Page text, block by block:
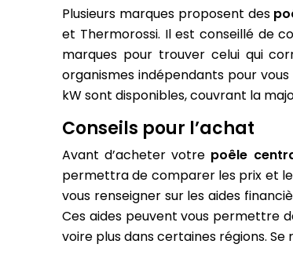
Plusieurs marques proposent des
et Thermorossi. Il est conseillé de
marques pour trouver celui qui
organismes indépendants pour
kW sont disponibles, couvrant la
Conseils pour l’achat
Avant d’acheter votre poêle
permettra de comparer les prix et
vous renseigner sur les aides
Ces aides peuvent vous permettre
voire plus dans certaines régions.